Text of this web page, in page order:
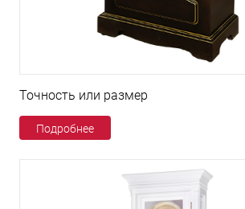
Точность или размер
Подробнее